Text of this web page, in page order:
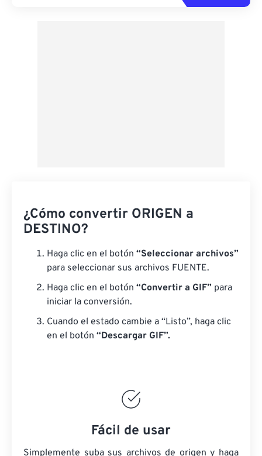
¿Cómo convertir ORIGEN a
DESTINO?
Haga clic en el botón “Seleccionar archivos”
para seleccionar sus archivos FUENTE.
Haga clic en el botón “Convertir a GIF” para
iniciar la conversión.
Cuando el estado cambie a “Listo”, haga clic
en el botón “Descargar GIF”.
Fácil de usar
Simplemente suba sus archivos de origen y haga